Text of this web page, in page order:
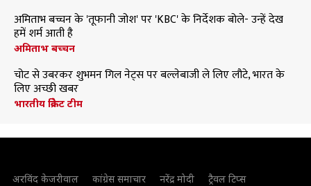
अमिताभ बच्चन के 'तूफानी जोश' पर 'KBC' के निर्देशक बोले- उन्हें देख
हमें शर्म आती है
अमिताभ बच्चन
चोट से उबरकर शुभमन गिल नेट्स पर बल्लेबाजी ले लिए लौटे, भारत के
लिए अच्छी खबर
भारतीय क्रिकेट टीम
अरविंद केजरीवाल कांग्रेस समाचार नरेंद्र मोदी
ट्रैवल टिप्स